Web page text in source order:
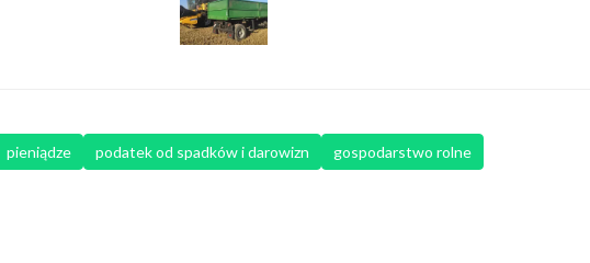
pieniądze podatek od spadków i darowizn gospodarstwo rolne